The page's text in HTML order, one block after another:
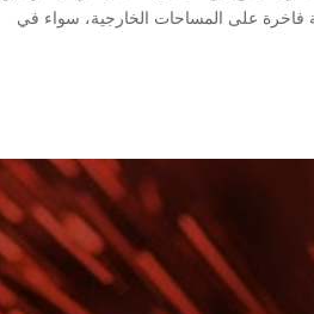
فاخرة على المساحات الخارجية، سواء في